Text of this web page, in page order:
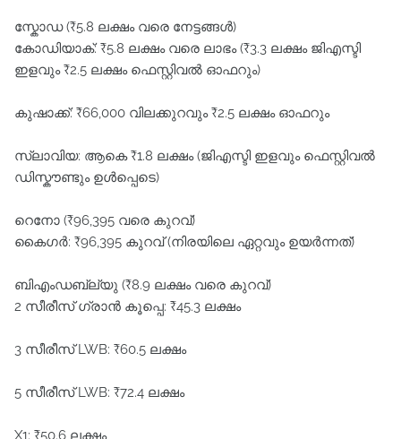
സ്കോഡ (₹5.8 ലക്ഷം വരെ നേട്ടങ്ങൾ)
കോഡിയാക്: ₹5.8 ലക്ഷം വരെ ലാഭം (₹3.3 ലക്ഷം ജിഎസ്ടി
ഇളവും ₹2.5 ലക്ഷം ഫെസ്റ്റിവൽ ഓഫറും)
കുഷാക്ക്: ₹66,000 വിലക്കുറവും ₹2.5 ലക്ഷം ഓഫറും
സ്ലാവിയ: ആകെ ₹1.8 ലക്ഷം (ജിഎസ്ടി ഇളവും ഫെസ്റ്റിവൽ
ഡിസ്കൗണ്ടും ഉൾപ്പെടെ)
റെനോ (₹96,395 വരെ കുറവ്)
കൈഗർ: ₹96,395 കുറവ് (നിരയിലെ ഏറ്റവും ഉയർന്നത്)
ബിഎംഡബ്ല്യു (₹8.9 ലക്ഷം വരെ കുറവ്)
2 സീരീസ് ഗ്രാൻ കൂപ്പെ: ₹45.3 ലക്ഷം
3 സീരീസ് LWB: ₹60.5 ലക്ഷം
5 സീരീസ് LWB: ₹72.4 ലക്ഷം
X1: ₹50.6 ലക്ഷം